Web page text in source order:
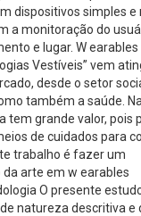
dispositivos simples e
a monitoração do
e lugar. W earables
Vestíveis” vem
desde o setor
também a saúde.
tem grande valor, pois
de cuidados para
trabalho é fazer um
arte em w earables
O presente
natureza descritiva e